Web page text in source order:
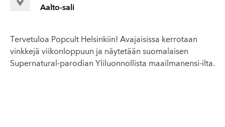
Aalto-sali
Tervetuloa Popcult Helsinkiin! Avajaisissa kerrotaan
vinkkejä viikonloppuun ja näytetään suomalaisen
Supernatural-parodian Yliluonnollista maailmanensi-ilta.